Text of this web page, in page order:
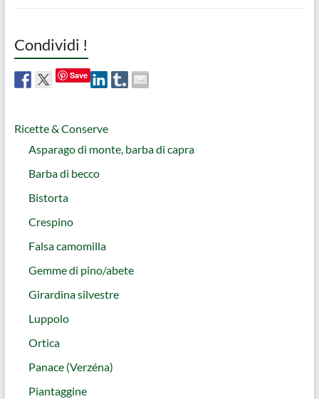
Condividi !
Save
Ricette & Conserve
Asparago di monte, barba di capra
Barba di becco
Bistorta
Crespino
Falsa camomilla
Gemme di pino/abete
Girardina silvestre
Luppolo
Ortica
Panace (Verzéna)
Piantaggine